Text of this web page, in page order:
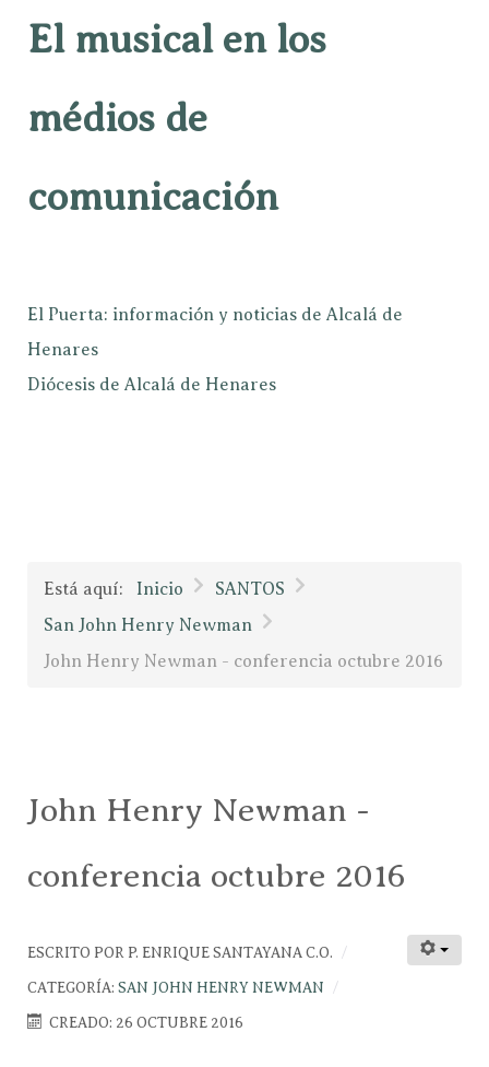
El musical en los
médios de
comunicación
El Puerta: información y noticias de Alcalá de
Henares
Diócesis de Alcalá de Henares
Está aquí: Inicio
SANTOS
San John Henry Newman
John Henry Newman - conferencia octubre 2016
John Henry Newman -
conferencia octubre 2016
ESCRITO POR P. ENRIQUE SANTAYANA C.O.
CATEGORÍA: SAN JOHN HENRY NEWMAN
CREADO: 26 OCTUBRE 2016